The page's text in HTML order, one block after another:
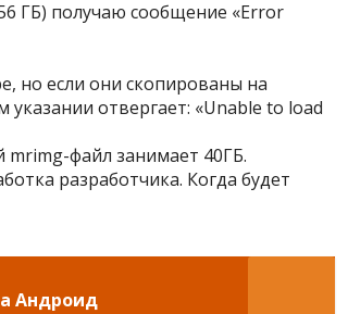
ГБ) получаю сообщение «Error
но если они скопированы на
отвергает: «Unable to load
файл занимает 40ГБ.
разработчика. Когда будет
Андроид